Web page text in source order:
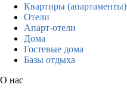
Квартиры (апартаменты)
Отели
Апарт-отели
Дома
Гостевые дома
Базы отдыха
О нас